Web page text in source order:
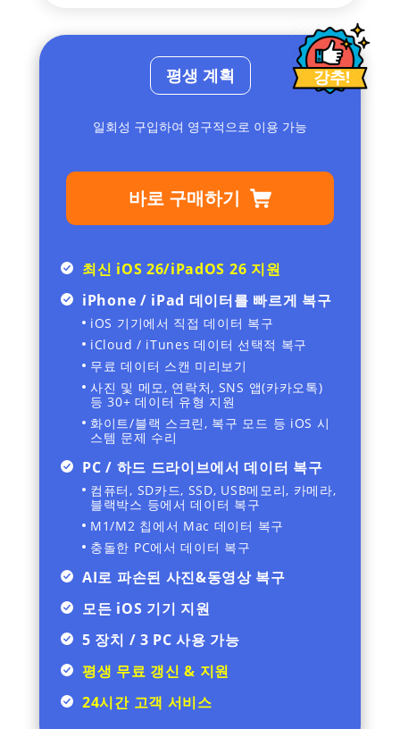
강추!
평생 계획
일회성 구입하여 영구적으로 이용 가능
바로 구매하기
최신 iOS 26/iPadOS 26 지원
iPhone / iPad 데이터를 빠르게 복구
iOS 기기에서 직접 데이터 복구
iCloud / iTunes 데이터 선택적 복구
무료 데이터 스캔 미리보기
사진 및 메모, 연락처, SNS 앱(카카오톡)
등 30+ 데이터 유형 지원
화이트/블랙 스크린, 복구 모드 등 iOS 시
스템 문제 수리
PC / 하드 드라이브에서 데이터 복구
컴퓨터, SD카드, SSD, USB메모리, 카메라,
블랙박스 등에서 데이터 복구
M1/M2 칩에서 Mac 데이터 복구
충돌한 PC에서 데이터 복구
AI로 파손된 사진&동영상 복구
모든 iOS 기기 지원
5 장치 / 3 PC 사용 가능
평생 무료 갱신 & 지원
24시간 고객 서비스